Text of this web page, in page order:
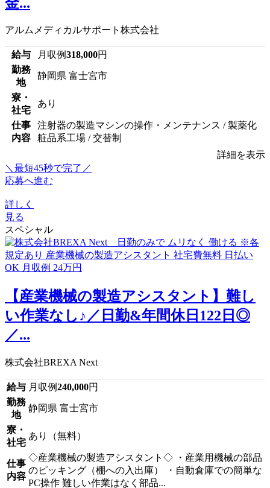
アルムメディカルサポート株式会社
給与 月収例318,000円
勤務
地
静岡県 富士宮市
寮・
社宅
あり
仕事
内容
注射器の製造マシンの操作・メンテナンス / 製薬化
粧品系工場 / 交替制
詳細を表示
＼最短45秒で完了／
応募へ進む
詳しく
見る
スペシャル
【産業機械の製造アシスタント】難し
い作業なし♪／日勤&年間休日122日◎
／...
株式会社BREXA Next
給与 月収例240,000円
勤務
地
静岡県 富士宮市
寮・
社宅
あり（無料）
仕事
内容
◇産業機械の製造アシスタント◇ ・産業用機械の部品
のピッキング（棚への入出庫） ・自動倉庫での簡単な
PC操作 難しい作業はなく部品...